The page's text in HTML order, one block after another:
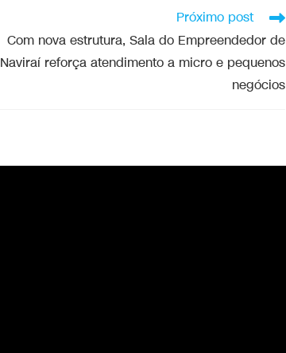
Próximo post
Com nova estrutura, Sala do Empreendedor de
Naviraí reforça atendimento a micro e pequenos
negócios